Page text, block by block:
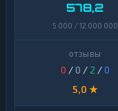
578,2
5 000 / 12 000 000
0 / 0 / 2 /0
5,0 ★